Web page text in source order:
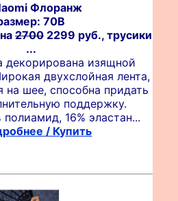
Флоранж
70B
27002299 руб., трусики
...
декорирована изящной
двухслойная лента,
шее, способна придать
поддержку.
полиамид, 16% эластан...
/ Купить